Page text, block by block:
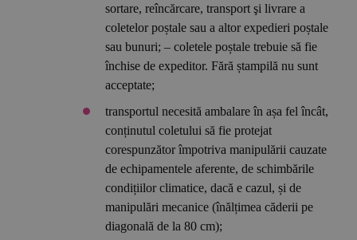
sortare, reîncărcare, transport şi livrare a
coletelor poștale sau a altor expedieri poștale
sau bunuri; – coletele poștale trebuie să fie
închise de expeditor. Fără ștampilă nu sunt
acceptate;
transportul necesită ambalare în așa fel încât,
conținutul coletului să fie protejat
corespunzător împotriva manipulării cauzate
de echipamentele aferente, de schimbările
condițiilor climatice, dacă e cazul, și de
manipulări mecanice (înălțimea căderii pe
diagonală de la 80 cm);